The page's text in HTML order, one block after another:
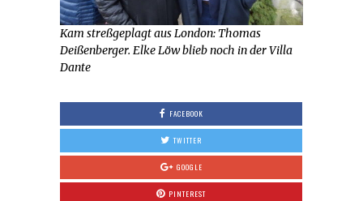
Kam streßgeplagt aus London: Thomas
Deißenberger. Elke Löw blieb noch in der Villa
Dante
FACEBOOK
TWITTER
GOOGLE
PINTEREST